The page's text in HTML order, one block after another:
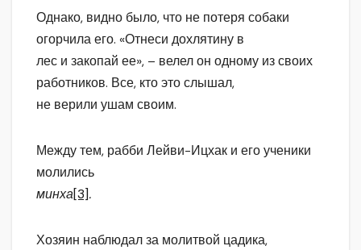
Однако, видно было, что не потеря собаки
огорчила его. «Отнеси дохлятину в
лес и закопай ее», – велел он одному из своих
работников. Все, кто это слышал,
не верили ушам своим.
Между тем, рабби Лейви-Ицхак и его ученики
молились
минха[3].
Хозяин наблюдал за молитвой цадика,